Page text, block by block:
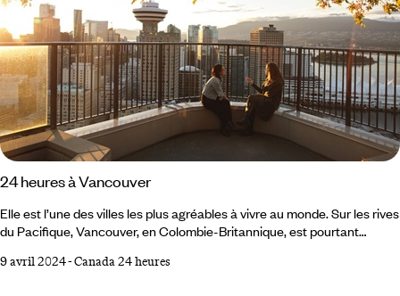
24 heures à Vancouver
Elle est l’une des villes les plus agréables à vivre au monde. Sur les rives
du Pacifique, Vancouver, en Colombie-Britannique, est pourtant
Vancouver déploie une profusion d’ambiances et d’atmosphères. La
9 avril 2024-Canada 24 heures